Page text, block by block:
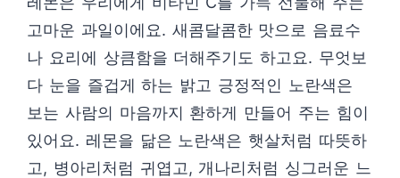
고마운 과일이에요. 새콤달콤한 맛으로 음료수
나 요리에 상큼함을 더해주기도 하고요. 무엇보
다 눈을 즐겁게 하는 밝고 긍정적인 노란색은
보는 사람의 마음까지 환하게 만들어 주는 힘이
있어요. 레몬을 닮은 노란색은 햇살처럼 따뜻하
고, 병아리처럼 귀엽고, 개나리처럼 싱그러운 느